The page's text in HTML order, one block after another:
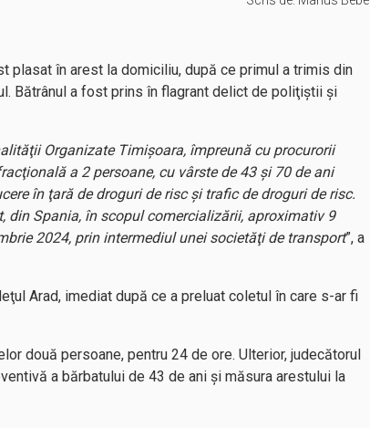
plasat în arest la domiciliu, după ce primul a trimis din
Bătrânul a fost prins în flagrant delict de poliţiştii şi
Organizate Timişoara, împreună cu procurorii
a 2 persoane, cu vârste de 43 şi 70 de ani
în ţară de droguri de risc şi trafic de droguri de risc.
din Spania, în scopul comercializării, aproximativ 9
2024, prin intermediul unei societăţi de transport”, a
Arad, imediat după ce a preluat coletul în care s-ar fi
două persoane, pentru 24 de ore. Ulterior, judecătorul
a bărbatului de 43 de ani şi măsura arestului la